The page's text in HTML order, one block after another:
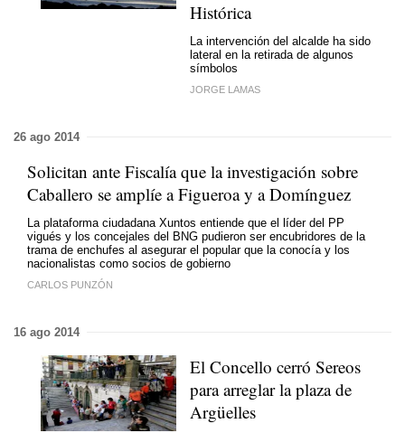
Histórica
La intervención del alcalde ha sido
lateral en la retirada de algunos
símbolos
JORGE LAMAS
26 ago 2014
Solicitan ante Fiscalía que la investigación sobre
Caballero se amplíe a Figueroa y a Domínguez
La plataforma ciudadana Xuntos entiende que el líder del PP
vigués y los concejales del BNG pudieron ser encubridores de la
trama de enchufes al asegurar el popular que la conocía y los
nacionalistas como socios de gobierno
CARLOS PUNZÓN
16 ago 2014
El Concello cerró Sereos
para arreglar la plaza de
Argüelles